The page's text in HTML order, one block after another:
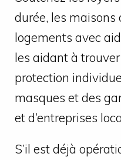
durée, les maisons
logements avec
les aidant à
protection
masques et des
et d’entreprises
S’il est déjà